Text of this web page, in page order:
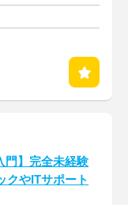
門】完全未経験
クやITサポート